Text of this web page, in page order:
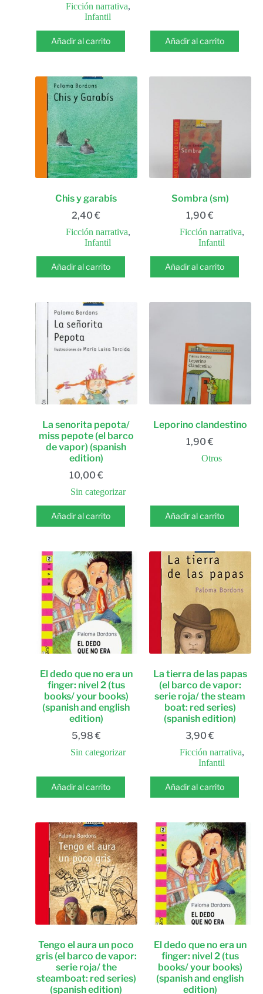
Ficción narrativa,
Infantil
Añadir al carrito Añadir al carrito
Chis y garabís
2,40€
Ficción narrativa,
Infantil
Añadir al carrito
Sombra (sm)
1,90€
Ficción narrativa,
Infantil
Añadir al carrito
La senorita pepota/
miss pepote (el barco
de vapor) (spanish
edition)
10,00 €
Sin categorizar
Añadir al carrito
Leporino clandestino
1,90€
Otros
Añadir al carrito
El dedo que no era un
finger: nivel 2 (tus
books/ your books)
(spanish and english
edition)
5,98 €
Sin categorizar
Añadir al carrito
La tierra de las papas
(el barco de vapor:
serie roja/ the steam
boat: red series)
(spanish edition)
3,90€
Ficción narrativa,
Infantil
Añadir al carrito
Tengo el aura un poco
gris (el barco de vapor:
serie roja/ the
steamboat: red series)
(spanish edition)
El dedo que no era un
finger: nivel 2 (tus
books/ your books)
(spanish and english
edition)